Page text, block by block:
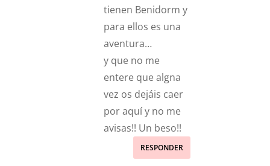
tienen Benidorm y
para ellos es una
aventura…
y que no me
entere que algna
vez os dejáis caer
por aquí y no me
avisas!! Un beso!!
RESPONDER